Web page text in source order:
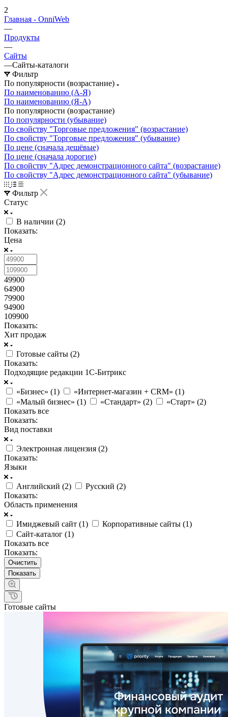
2
Главная - OnniWeb
—
Продукты
—
Сайты
—Сайты-каталоги
Фильтр
По популярности (возрастание)
По наименованию (А-Я)
По наименованию (Я-А)
По популярности (возрастание)
По популярности (убывание)
По свойству "Торговые предложения" (возрастание)
По свойству "Торговые предложения" (убывание)
По цене (сначала дешёвые)
По цене (сначала дорогие)
По свойству "Адрес демонстрационного сайта" (возрастание)
По свойству "Адрес демонстрационного сайта" (убывание)
Фильтр
Статус
В наличии (2)
Показать:
Цена
49900
64900
79900
94900
109900
Показать:
Хит продаж
Готовые сайты (2)
Показать:
Подходящие редакции 1С-Битрикс
«Бизнес» (1) «Интернет-магазин + CRM» (1)
«Малый бизнес» (1) «Стандарт» (2) «Старт» (2)
Показать все
Показать:
Вид поставки
Электронная лицензия (2)
Показать:
Языки
Английский (2) Русский (2)
Показать:
Область применения
Имиджевый сайт (1) Корпоративные сайты (1)
Сайт-каталог (1)
Показать все
Показать:
Очистить
Готовые сайты